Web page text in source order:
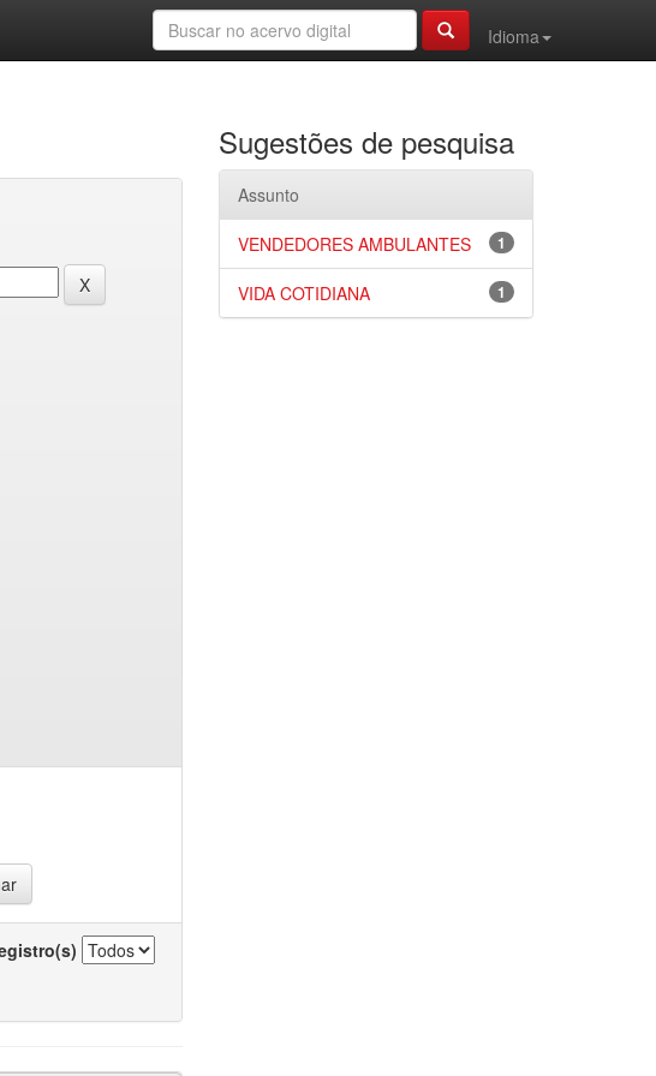
Idioma
Sugestões de pesquisa
Assunto
1
VENDEDORES AMBULANTES
1
VIDA COTIDIANA